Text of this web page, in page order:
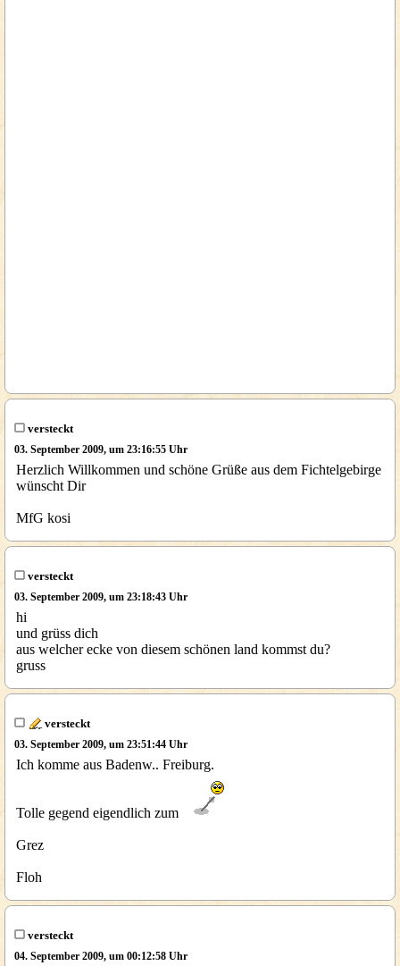
versteckt
03. September 2009, um 23:16:55 Uhr
Herzlich Willkommen und schöne Grüße aus dem Fichtelgebirge
wünscht Dir
MfG kosi
versteckt
03. September 2009, um 23:18:43 Uhr
hi
und grüss dich
aus welcher ecke von diesem schönen land kommst du?
gruss
versteckt
03. September 2009, um 23:51:44 Uhr
Ich komme aus Badenw.. Freiburg.
Tolle gegend eigendlich zum
Grez
Floh
versteckt
04. September 2009, um 00:12:58 Uhr